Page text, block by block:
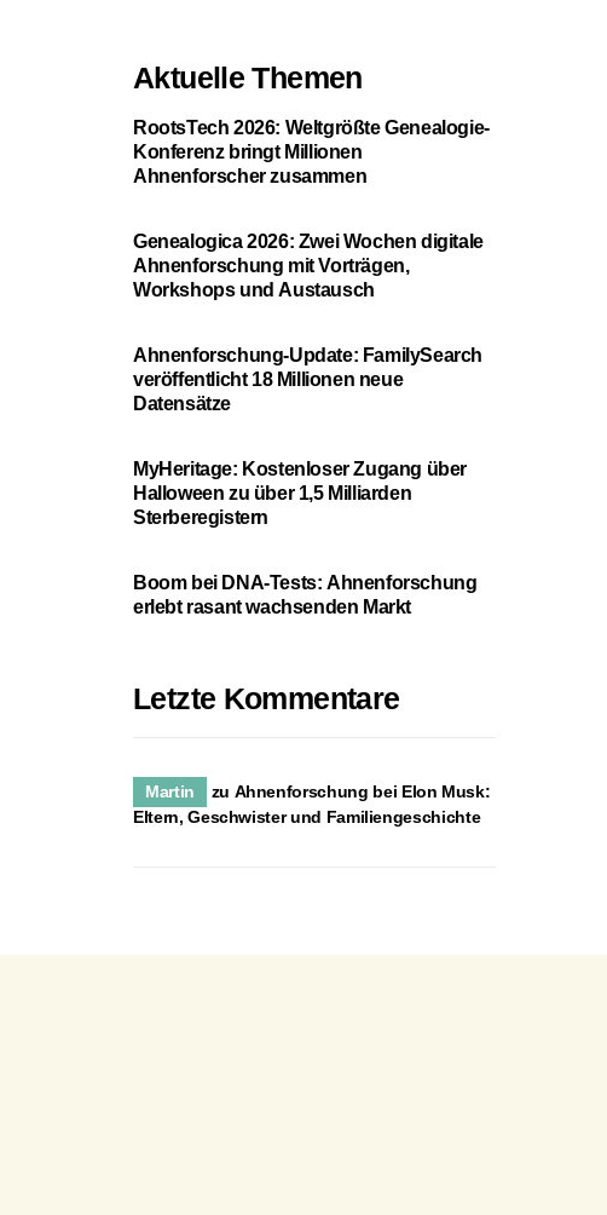
Aktuelle Themen
RootsTech 2026: Weltgrößte Genealogie-
Konferenz bringt Millionen
Ahnenforscher zusammen
Genealogica 2026: Zwei Wochen digitale
Ahnenforschung mit Vorträgen,
Workshops und Austausch
Ahnenforschung-Update: FamilySearch
veröffentlicht 18 Millionen neue
Datensätze
MyHeritage: Kostenloser Zugang über
Halloween zu über 1,5 Milliarden
Sterberegistern
Boom bei DNA-Tests: Ahnenforschung
erlebt rasant wachsenden Markt
Letzte Kommentare
Martin zu Ahnenforschung bei Elon Musk:
Eltern, Geschwister und Familiengeschichte